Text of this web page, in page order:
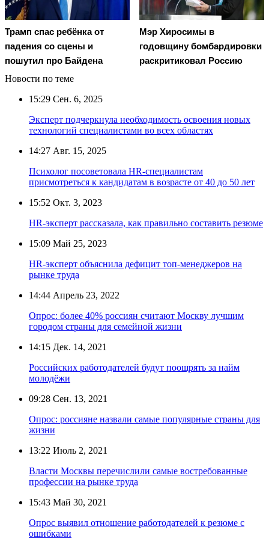
Трамп спас ребёнка от
падения со сцены и
пошутил про Байдена
Мэр Хиросимы в
годовщину бомбардировки
раскритиковал Россию
Новости по теме
15:29 Сен. 6, 2025
Эксперт подчеркнула необходимость освоения новых
технологий специалистами во всех областях
14:27 Авг. 15, 2025
Психолог посоветовала HR-специалистам
присмотреться к кандидатам в возрасте от 40 до 50 лет
15:52 Окт. 3, 2023
HR-эксперт рассказала, как правильно составить резюме
15:09 Май 25, 2023
HR-эксперт объяснила дефицит топ-менеджеров на
рынке труда
14:44 Апрель 23, 2022
Опрос: более 40% россиян считают Москву лучшим
городом страны для семейной жизни
14:15 Дек. 14, 2021
Российских работодателей будут поощрять за найм
молодёжи
09:28 Сен. 13, 2021
Опрос: россияне назвали самые популярные страны для
жизни
13:22 Июль 2, 2021
Власти Москвы перечислили самые востребованные
профессии на рынке труда
15:43 Май 30, 2021
Опрос выявил отношение работодателей к резюме с
ошибками